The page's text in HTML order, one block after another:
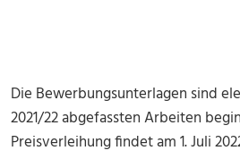
Die Bewerbungsunterlagen sind
2021/22 abgefassten Arbeiten
Preisverleihung findet am 1. Juli